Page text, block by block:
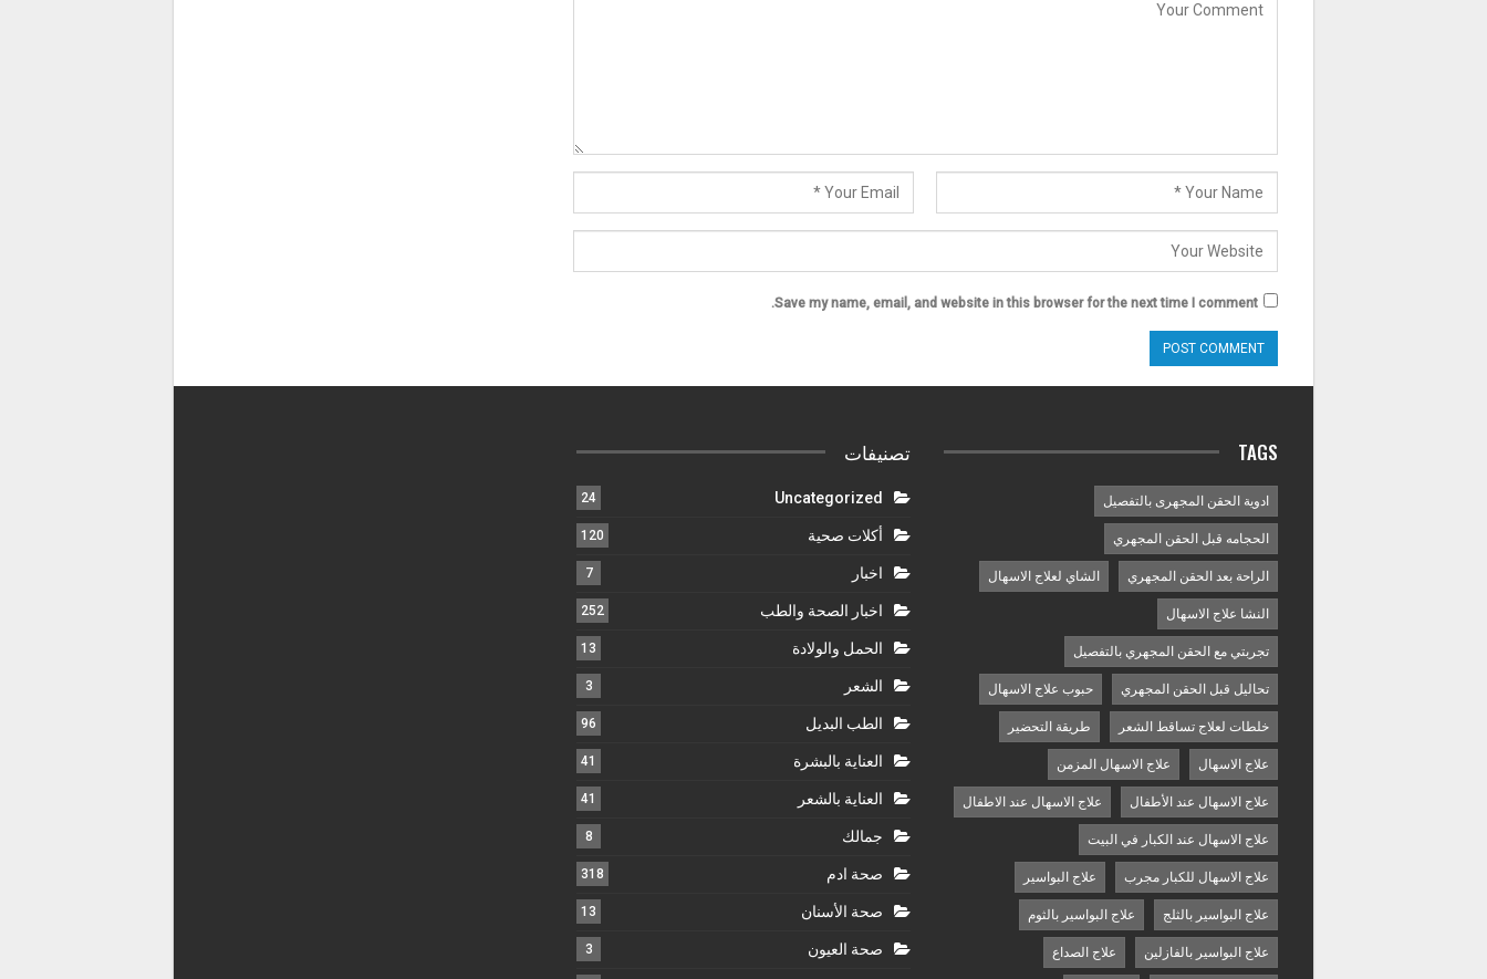
Save my name, email, and website in this browser for the next time I comment.
TAGS
ادوية الحقن المجهرى بالتفصيل
الحجامه قبل الحقن المجهري
الراحة بعد الحقن المجهري الشاي لعلاج الاسهال
النشا علاج الاسهال
تجربتي مع الحقن المجهري بالتفصيل
تحاليل قبل الحقن المجهري حبوب علاج الاسهال
خلطات لعلاج تساقط الشعر طريقة التحضير
علاج الاسهال علاج الاسهال المزمن
علاج الاسهال عند الأطفال علاج الاسهال عند الاطفال
علاج الاسهال عند الكبار في البيت
علاج الاسهال للكبار مجرب علاج البواسير
علاج البواسير بالثلج علاج البواسير بالثوم
علاج البواسير بالفازلين علاج الصداع
تصنيفات
Uncategorized
24
أكلات صحية 120
اخبار 7
اخبار الصحة والطب 252
الحمل والولادة 13
الشعر 3
الطب البديل 96
العناية بالبشرة 41
العناية بالشعر 41
جمالك 8
صحة ادم 318
صحة الأسنان 13
صحة العيون 3